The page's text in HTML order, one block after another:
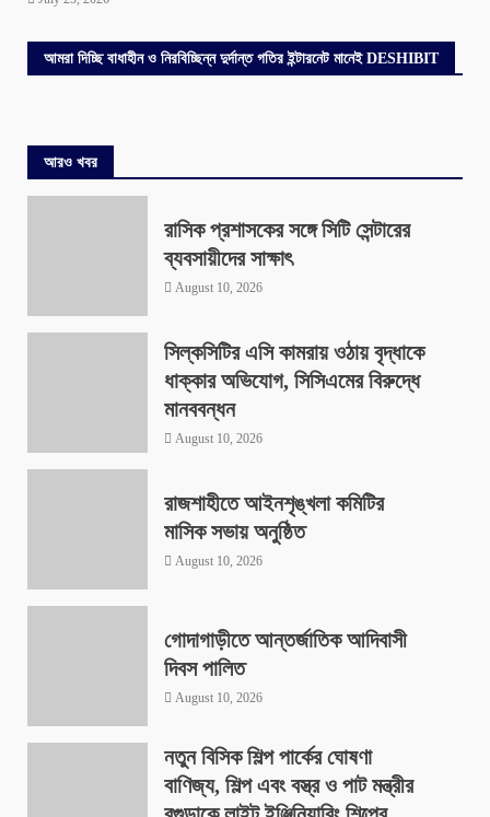
আমরা দিচ্ছি বাধাহীন ও নিরবিচ্ছিন্ন দুর্দান্ত গতির ইন্টারনেট মানেই DESHIBIT
আরও খবর
রাসিক প্রশাসকের সঙ্গে সিটি সেন্টারের
ব্যবসায়ীদের সাক্ষাৎ
August 10, 2026
সিল্কসিটির এসি কামরায় ওঠায় বৃদ্ধাকে
ধাক্কার অভিযোগ, সিসিএমের বিরুদ্ধে
মানববন্ধন
August 10, 2026
রাজশাহীতে আইনশৃঙ্খলা কমিটির
মাসিক সভায় অনুষ্ঠিত
August 10, 2026
গোদাগাড়ীতে আন্তর্জাতিক আদিবাসী
দিবস পালিত
August 10, 2026
নতুন বিসিক শিল্প পার্কের ঘোষণা
বাণিজ্য, শিল্প এবং বস্ত্র ও পাট মন্ত্রীর